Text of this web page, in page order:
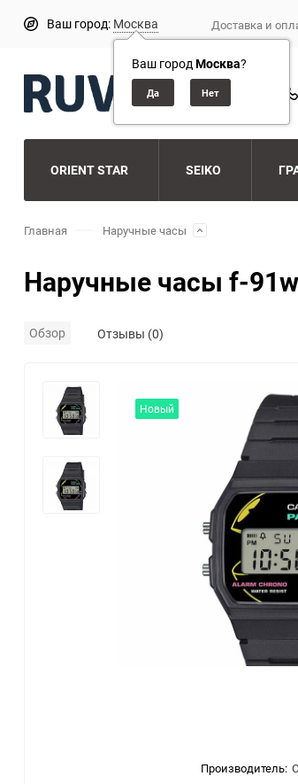
Ваш город: Москва
Ваш городМосква?
Доставка и
ORIENT STAR SEIKO
Главная Наручные часы
Наручные часы f-
Обзор Отзывы (0)
Новый
Производитель: